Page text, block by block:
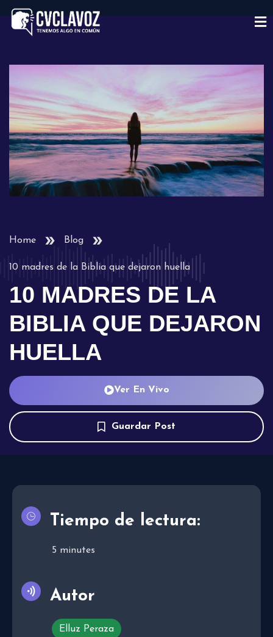
Home Blog
10 madres de la Biblia que dejaron huella
10 MADRES DE LA
BIBLIA QUE DEJARON
HUELLA
Ver En Vivo
Guardar Post
Tiempo de lectura:
5 minutes
Autor
Elluz Peraza